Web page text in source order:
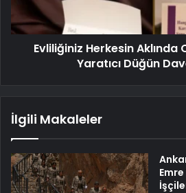
Evliliğiniz Herkesin Aklında
Yaratıcı Düğün
İlgili Makaleler